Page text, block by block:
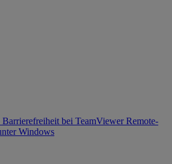
Barrierefreiheit bei TeamViewer Remote-
Windows